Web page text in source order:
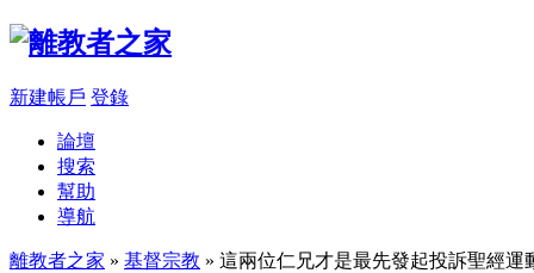
新建帳戶 登錄
論壇
搜索
幫助
導航
離教者之家 » 基督宗教 » 這兩位仁兄才是最先發起投訴聖經運